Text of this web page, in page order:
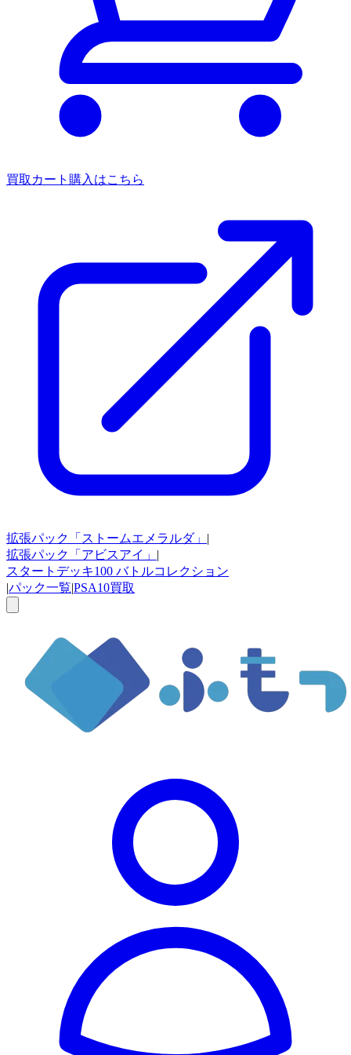
買取カート 購入はこちら
拡張パック 「ストームエメラルダ」 |
拡張パック
「アビスアイ」 |
スタートデッキ100 バトルコレクション
|パック一覧|PSA10買取